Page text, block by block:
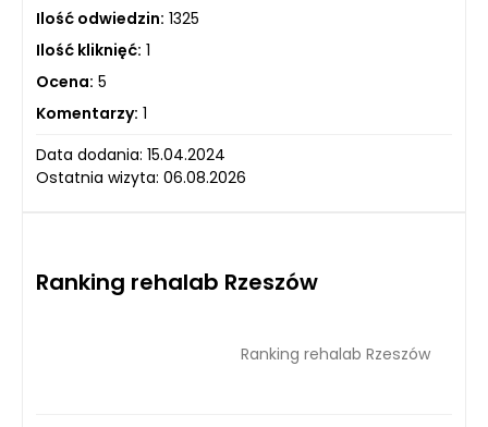
Ilość odwiedzin: 1325
Ilość kliknięć: 1
Ocena: 5
Komentarzy: 1
Data dodania: 15.04.2024
Ostatnia wizyta: 06.08.2026
Ranking rehalab Rzeszów
Ranking rehalab Rzeszów